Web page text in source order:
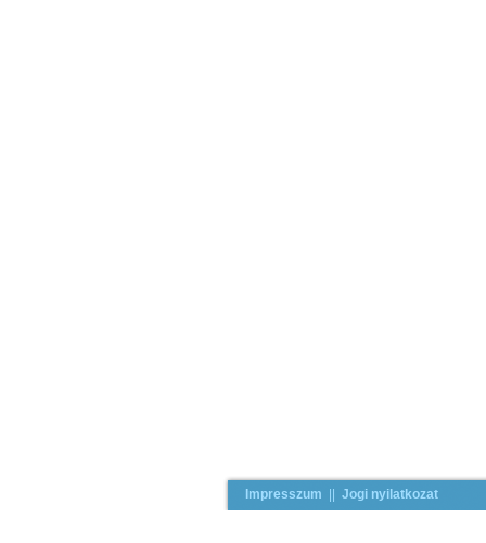
Impresszum || Jogi nyilatkozat